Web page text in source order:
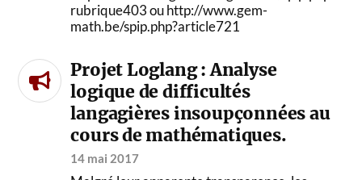
rubrique403 ou http://www.gem-
math.be/spip.php?article721
Projet Loglang : Analyse
logique de difficultés
langagières insoupçonnées au
cours de mathématiques.
14 mai 2017